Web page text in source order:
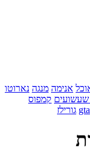
אנימה מנגה נארוטו
קמפוס
gta גורילז